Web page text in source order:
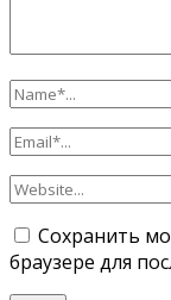
Сохранить
браузере для